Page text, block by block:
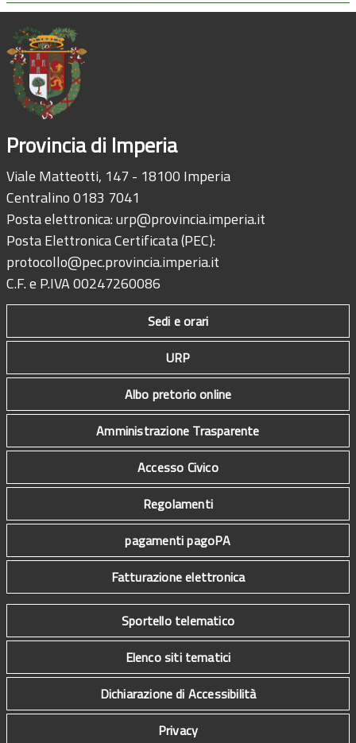
Provincia di Imperia
Viale Matteotti, 147 - 18100 Imperia
Centralino 0183 7041
Posta elettronica:urp@provincia.imperia.it
Posta Elettronica Certificata (PEC):
protocollo@pec.provincia.imperia.it
C.F. e P.IVA 00247260086
Sedi e orari
URP
Albo pretorio online
Amministrazione Trasparente
Accesso Civico
Regolamenti
pagamenti pagoPA
Fatturazione elettronica
Sportello telematico
Elenco siti tematici
Dichiarazione di Accessibilità
Privacy